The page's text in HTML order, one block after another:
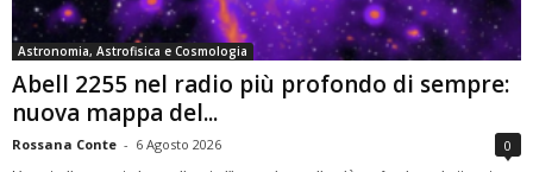
Astronomia, Astrofisica e Cosmologia
Abell 2255 nel radio più profondo di sempre:
nuova mappa del...
Rossana Conte - 6 Agosto 2026 0